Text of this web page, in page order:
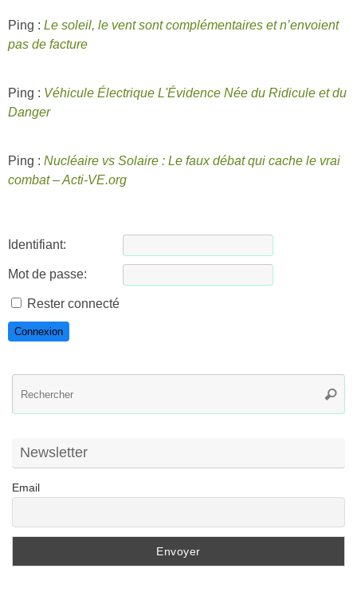
Ping : Le soleil, le vent sont complémentaires et n’envoient
pas de facture
Ping : Véhicule Électrique L'Évidence Née du Ridicule et du
Danger
Ping : Nucléaire vs Solaire : Le faux débat qui cache le vrai
combat – Acti-VE.org
Identifiant:
Mot de passe:
Rester connecté
Connexion
Newsletter
Email